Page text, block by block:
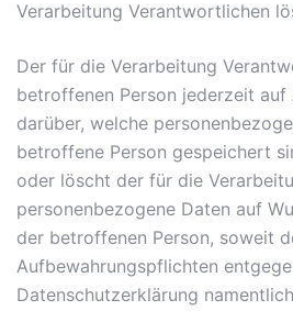
Verarbeitung Verantwortlichen
Der für die Verarbeitung
betroffenen Person jederzeit auf
darüber, welche
betroffene Person gespeichert
oder löscht der für die
personenbezogene Daten auf
der betroffenen Person, soweit
Aufbewahrungspflichten
Datenschutzerklärung